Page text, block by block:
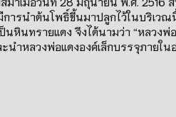
ารนำต้นโพธิ์ขึ้นมาปลูกไว้ในบริเ
นหินทรายแดง จึงได้นามว่า“หลวงพ่
นำหลวงพ่อแดงองค์เล็กบรรจุภาย